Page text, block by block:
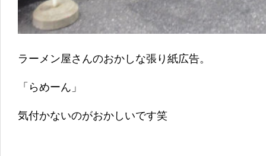
ラーメン屋さんのおかしな張り紙広告。
「らめーん」
気付かないのがおかしいです笑